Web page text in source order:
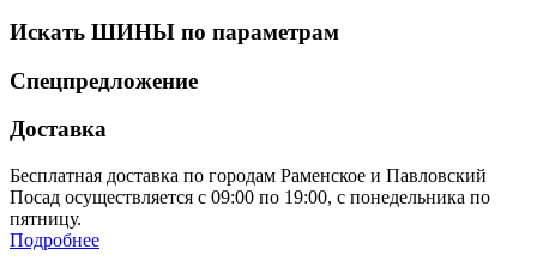
Искать ШИНЫ по параметрам
Спецпредложение
Доставка
Бесплатная доставка по городам Раменское и Павловский
Посад осуществляется с 09:00 по 19:00, с понедельника по
пятницу.
Подробнее